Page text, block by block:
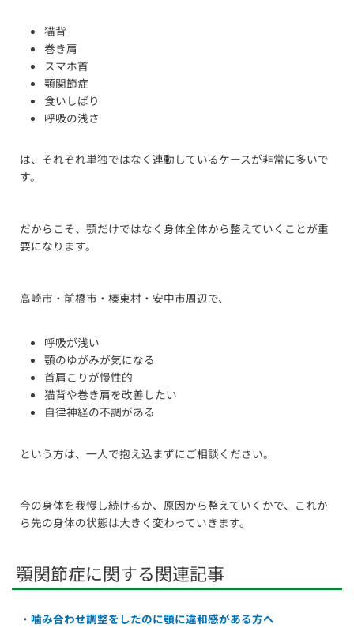
猫背
巻き肩
スマホ首
顎関節症
食いしばり
呼吸の浅さ
は、それぞれ単独ではなく連動しているケースが非常に多いで
す。
だからこそ、顎だけではなく身体全体から整えていくことが重
要になります。
高崎市・前橋市・榛東村・安中市周辺で、
呼吸が浅い
顎のゆがみが気になる
首肩こりが慢性的
猫背や巻き肩を改善したい
自律神経の不調がある
という方は、一人で抱え込まずにご相談ください。
今の身体を我慢し続けるか、原因から整えていくかで、これか
ら先の身体の状態は大きく変わっていきます。
顎関節症に関する関連記事
・ 噛み合わせ調整をしたのに顎に違和感がある方へ